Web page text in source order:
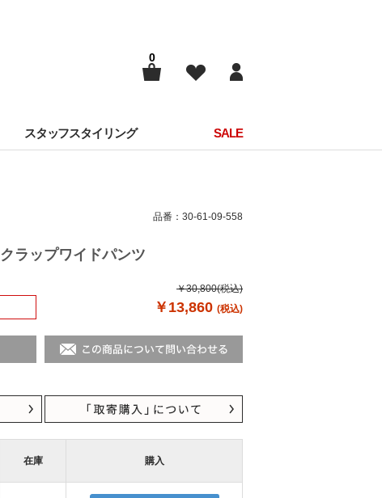
0
スタッフスタイリング SALE
品番：30-61-09-558
ラップワイドパンツ
￥30,800(税込)
￥13,860 (税込)
在庫 購入